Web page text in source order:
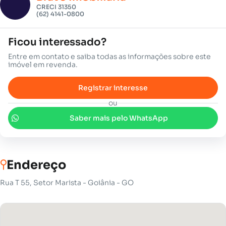
CRECI 31350
(62) 4141-0800
Ficou interessado?
Entre em contato e saiba todas as informações sobre este
imóvel em revenda.
Registrar interesse
ou
Saber mais pelo WhatsApp
Endereço
Rua T 55, Setor Marista - Goiânia - GO